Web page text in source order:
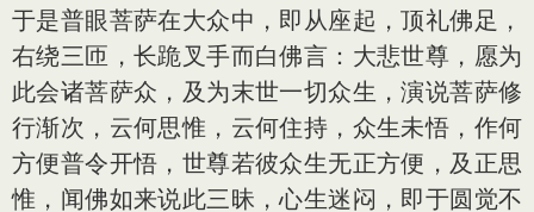
于是普眼菩萨在大众中，即从座起，顶礼佛足，
右绕三匝，长跪叉手而白佛言：大悲世尊，愿为
此会诸菩萨众，及为末世一切众生，演说菩萨修
行渐次，云何思惟，云何住持，众生未悟，作何
方便普令开悟，世尊若彼众生无正方便，及正思
惟，闻佛如来说此三昧，心生迷闷，即于圆觉不